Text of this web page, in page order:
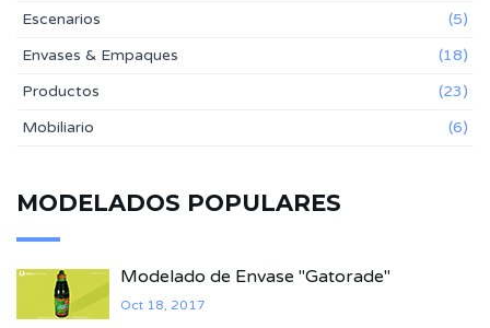
Escenarios
(5)
Envases & Empaques
(18)
Productos
(23)
Mobiliario
(6)
MODELADOS POPULARES
Modelado de Envase "Gatorade"
Oct 18, 2017